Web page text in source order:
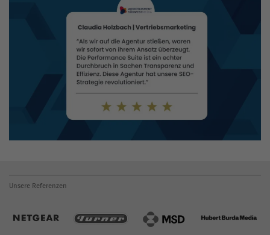
Unsere Referenzen